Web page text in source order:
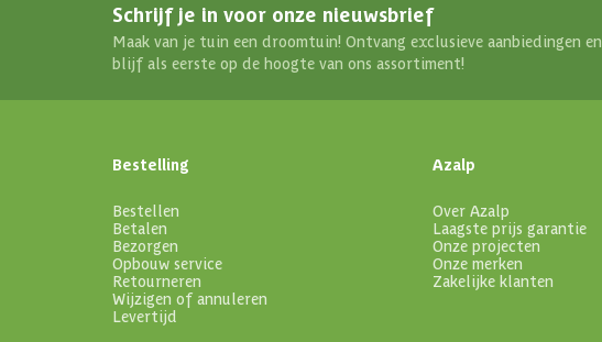
Schrijf je in voor onze nieuwsbrief
Maak van je tuin een droomtuin! Ontvang exclusieve aanbiedingen en
blijf als eerste op de hoogte van ons assortiment!
Bestelling
Bestellen
Betalen
Bezorgen
Opbouw service
Retourneren
Wijzigen of annuleren
Levertijd
Azalp
Over Azalp
Laagste prijs garantie
Onze projecten
Onze merken
Zakelijke klanten